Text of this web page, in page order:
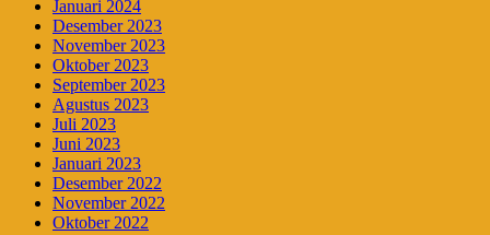
Januari 2024
Desember 2023
November 2023
Oktober 2023
September 2023
Agustus 2023
Juli 2023
Juni 2023
Januari 2023
Desember 2022
November 2022
Oktober 2022